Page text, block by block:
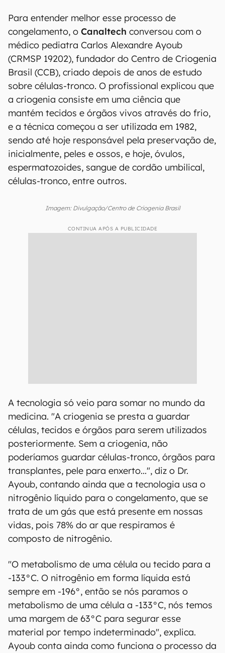
Para entender melhor esse processo de
congelamento, o Canaltech conversou com o
médico pediatra Carlos Alexandre Ayoub
(CRMSP 19202), fundador do Centro de Criogenia
Brasil (CCB), criado depois de anos de estudo
sobre células-tronco. O profissional explicou que
a criogenia consiste em uma ciência que
mantém tecidos e órgãos vivos através do frio,
e a técnica começou a ser utilizada em 1982,
sendo até hoje responsável pela preservação de,
inicialmente, peles e ossos, e hoje, óvulos,
espermatozoides, sangue de cordão umbilical,
células-tronco, entre outros.
Imagem: Divulgação/Centro de Criogenia Brasil
CONTINUA APÓS A PUBLICIDADE
A tecnologia só veio para somar no mundo da
medicina. "A criogenia se presta a guardar
células, tecidos e órgãos para serem utilizados
posteriormente. Sem a criogenia, não
poderíamos guardar células-tronco, órgãos para
transplantes, pele para enxerto...", diz o Dr.
Ayoub, contando ainda que a tecnologia usa o
nitrogênio líquido para o congelamento, que se
trata de um gás que está presente em nossas
vidas, pois 78% do ar que respiramos é
composto de nitrogênio.
"O metabolismo de uma célula ou tecido para a
-133°C. O nitrogênio em forma líquida está
sempre em -196°, então se nós paramos o
metabolismo de uma célula a -133°C, nós temos
uma margem de 63°C para segurar esse
material por tempo indeterminado", explica.
Ayoub conta ainda como funciona o processo da